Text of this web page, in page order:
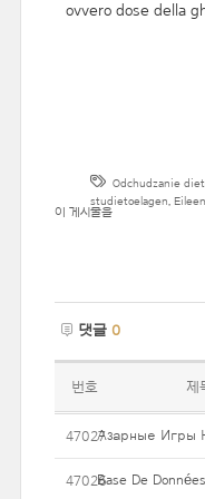
ovvero dose della
Odchudzanie
studietoelagen
이 게시물을
댓글 0
번호 제
47027Азарные Игры
47026Base De